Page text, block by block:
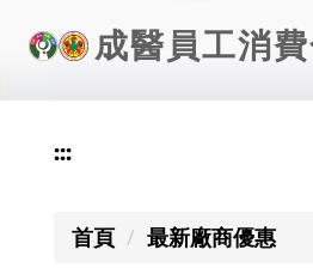
到
成醫員工消
:::
首頁 最新廠商優惠